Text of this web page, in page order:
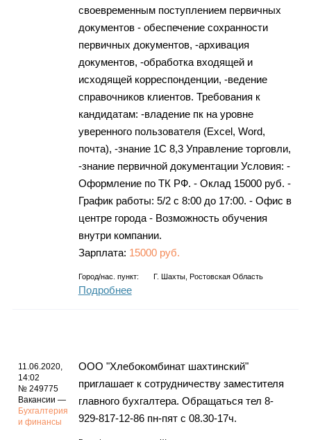
своевременным поступлением первичных
документов - обеспечение сохранности
первичных документов, -архивация
документов, -обработка входящей и
исходящей корреспонденции, -ведение
справочников клиентов. Требования к
кандидатам: -владение пк на уровне
уверенного пользователя (Excel, Word,
почта), -знание 1С 8,3 Управление торговли,
-знание первичной документации Условия: -
Оформление по ТК РФ. - Оклад 15000 руб. -
График работы: 5/2 с 8:00 до 17:00. - Офис в
центре города - Возможность обучения
внутри компании.
Зарплата: 15000 руб.
Город/нас. пункт: Г. Шахты, Ростовская Область
Подробнее
11.06.2020,
14:02
№ 249775
Вакансии —
Бухгалтерия
и финансы
ООО "Хлебокомбинат шахтинский"
приглашает к сотрудничеству заместителя
главного бухгалтера. Обращаться тел 8-
929-817-12-86 пн-пят с 08.30-17ч.